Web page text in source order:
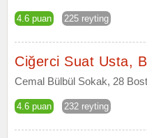
4.6 puan 225 reyting
Ciğerci Suat Usta,
Cemal Bülbül Sokak, 28
4.6 puan 232 reyting